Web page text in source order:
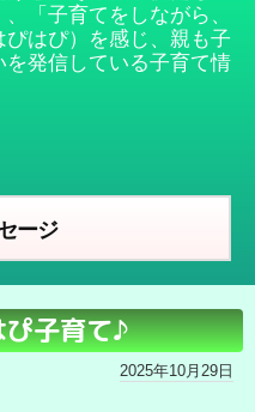
「子育てをしながら、
はぴ）を感じ、親も子
発信している子育て情
ージ
子育て♪
2025年10月29日